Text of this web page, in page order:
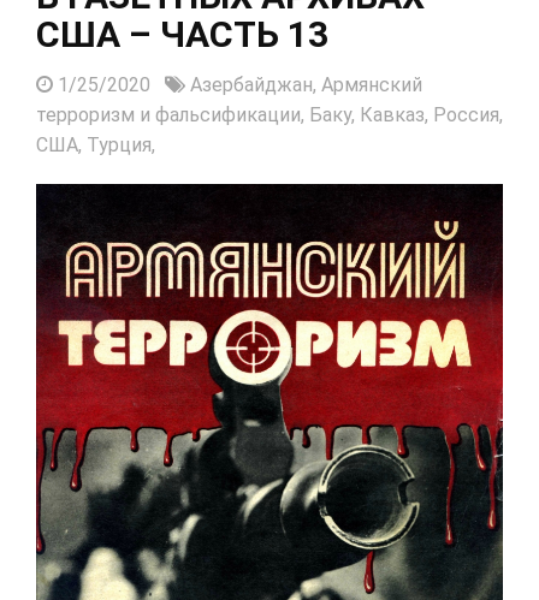
США – ЧАСТЬ 13
1/25/2020 Азербайджан, Армянский
терроризм и фальсификации, Баку, Кавказ, Россия,
США, Турция,